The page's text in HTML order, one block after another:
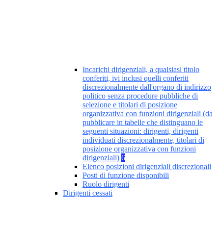
Incarichi dirigenziali, a qualsiasi titolo
conferiti, ivi inclusi quelli conferiti
discrezionalmente dall'organo di indirizzo
politico senza procedure pubbliche di
selezione e titolari di posizione
organizzativa con funzioni dirigenziali (da
pubblicare in tabelle che distinguano le
seguenti situazioni: dirigenti, dirigenti
individuati discrezionalmente, titolari di
posizione organizzativa con funzioni
dirigenziali) 6
Elenco posizioni dirigenziali discrezionali
Posti di funzione disponibili
Ruolo dirigenti
Dirigenti cessati